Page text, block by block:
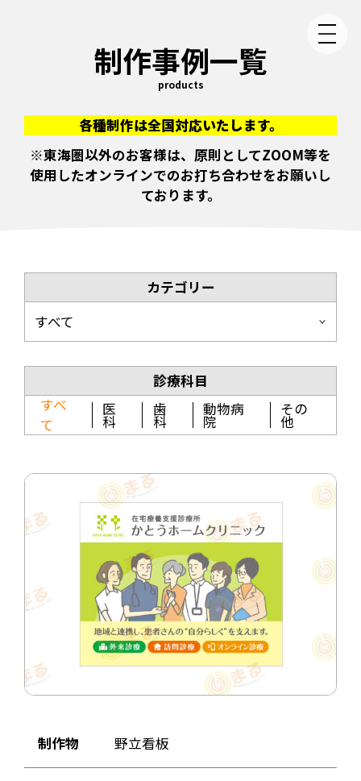
制作事例一覧
products
各種制作は全国対応いたします。
※東海圏以外のお客様は、原則としてZOOM等を
使用したオンラインでのお打ち合わせをお願いし
ております。
カテゴリー
すべて
診療科目
すべ
て
医
科
歯
科
動物病
院
その
他
制作物 野立看板